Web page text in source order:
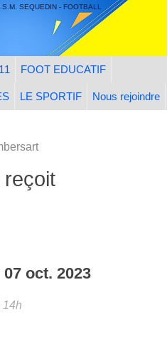
SEQUEDIN - FOOTBALL
FOOT EDUCATIF
LE SPORTIF Nous rejoindre
reçoit
07 oct. 2023
14h